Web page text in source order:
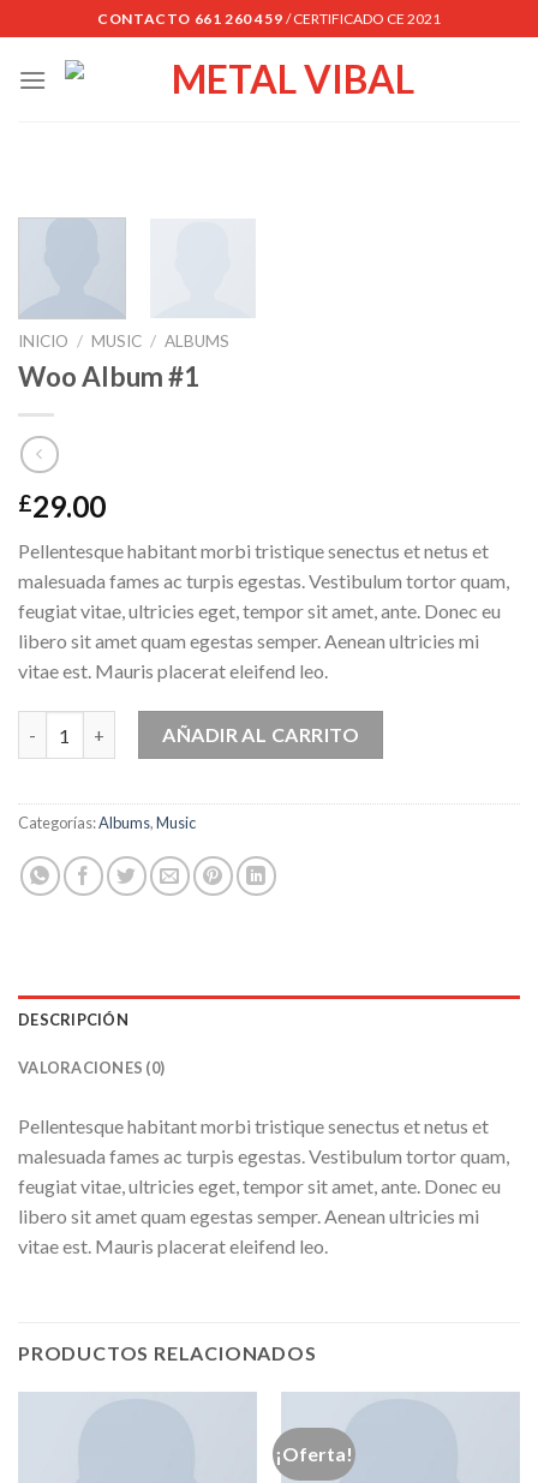
to
content
CONTACTO 661 260 459 / CERTIFICADO CE 2021
INICIO / MUSIC / ALBUMS
Woo Album #1
£29.00
Pellentesque habitant morbi tristique senectus et netus et
malesuada fames ac turpis egestas. Vestibulum tortor quam,
feugiat vitae, ultricies eget, tempor sit amet, ante. Donec eu
libero sit amet quam egestas semper. Aenean ultricies mi
vitae est. Mauris placerat eleifend leo.
Woo Album #1 cantidadAÑADIR AL CARRITO
Categorías:Albums,Music
DESCRIPCIÓN
VALORACIONES (0)
Pellentesque habitant morbi tristique senectus et netus et
malesuada fames ac turpis egestas. Vestibulum tortor quam,
feugiat vitae, ultricies eget, tempor sit amet, ante. Donec eu
libero sit amet quam egestas semper. Aenean ultricies mi
vitae est. Mauris placerat eleifend leo.
PRODUCTOS RELACIONADOS
¡Oferta!